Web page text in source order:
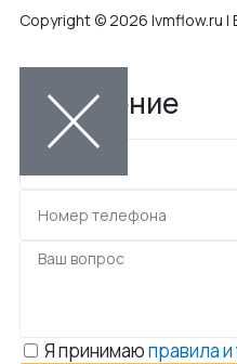
Copyright © 2026 lvmflow.ru |
Обращение
Я принимаюправила